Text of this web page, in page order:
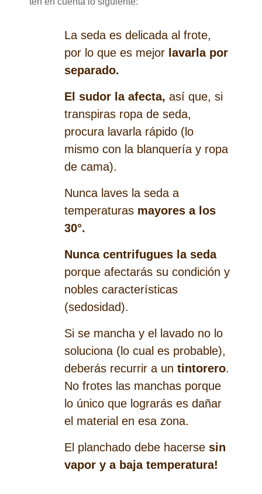
La seda es delicada al frote,
por lo que es mejor lavarla por
separado.
El sudor la afecta, así que, si
transpiras ropa de seda,
procura lavarla rápido (lo
mismo con la blanquería y ropa
de cama).
Nunca laves la seda a
temperaturas mayores a los
30°.
Nunca centrifugues la seda
porque afectarás su condición y
nobles características
(sedosidad).
Si se mancha y el lavado no lo
soluciona (lo cual es probable),
deberás recurrir a un tintorero.
No frotes las manchas porque
lo único que lograrás es dañar
el material en esa zona.
El planchado debe hacerse sin
vapor y a baja temperatura!